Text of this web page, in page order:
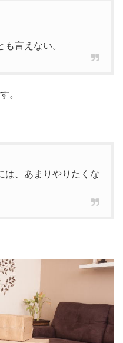
言えない。
。
は、あまりやりたくな